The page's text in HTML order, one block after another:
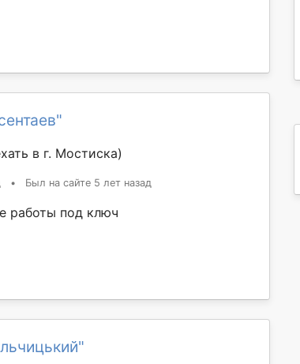
в г. Мостиска)
• Был на сайте 5 лет назад
работы под ключ